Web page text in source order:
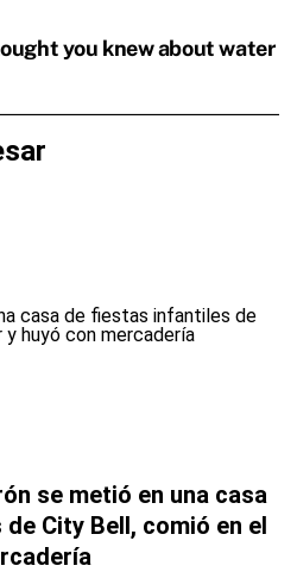
se metió en una casa
City Bell, comió en el